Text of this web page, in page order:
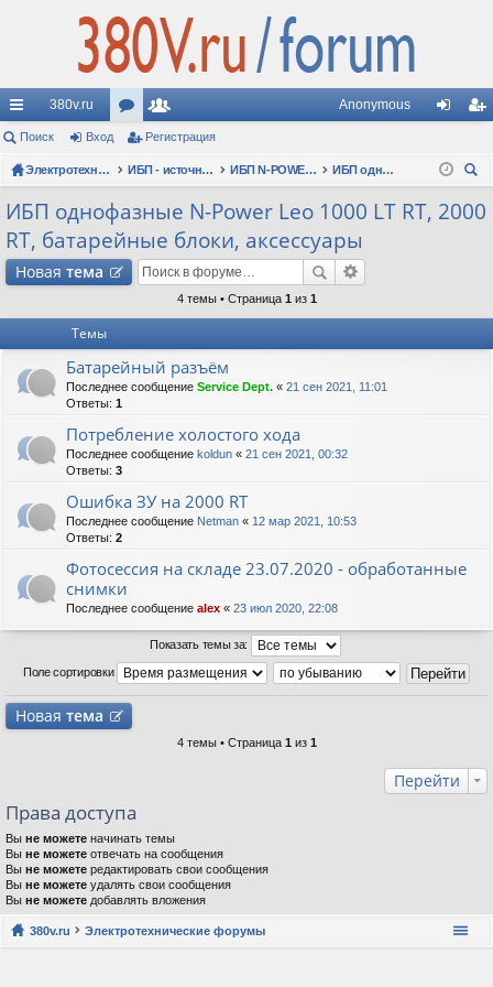
с
ы
лк
и
380v.ru
ор
ум
ол
ьз
ат
ел
Anonymous
д ис
тр
Поиск Вход Регистрация
Электротехнические форумы ИБП - источники бесперебойного питания ИБП N-POWER: новые модели (презентации, фотосессии, обзоры)
ИБП однофазные N-Power Leo 1000 LT RT, 2000 RT, батарейные блоки, аксессуары
ск
ИБП однофазные N-Power Leo 1000 LT RT, 2000
RT, батарейные блоки, аксессуары
Новая тема
4 темы • Страница 1 из 1
Темы
Батарейный разъём
Последнее сообщение Service Dept. « 21 сен 2021, 11:01
Ответы: 1
Потребление холостого хода
Последнее сообщение koldun « 21 сен 2021, 00:32
Ответы: 3
Ошибка ЗУ на 2000 RT
Последнее сообщение Netman « 12 мар 2021, 10:53
Ответы: 2
Фотосессия на складе 23.07.2020 - обработанные
снимки
Последнее сообщение alex « 23 июл 2020, 22:08
Показать темы за:
Поле сортировки
Новая тема
4 темы • Страница 1 из 1
Перейти
Права доступа
Вы не можете начинать темы
Вы не можете отвечать на сообщения
Вы не можете редактировать свои сообщения
Вы не можете удалять свои сообщения
Вы не можете добавлять вложения
380v.ru Электротехнические форумы